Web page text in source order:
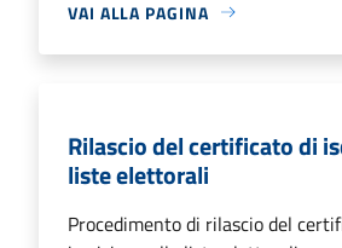
VAI ALLA PAGINA
Rilascio del certificato di
liste elettorali
Procedimento di rilascio del